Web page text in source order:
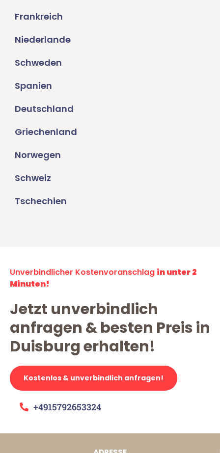
Frankreich
Niederlande
Schweden
Spanien
Deutschland
Griechenland
Norwegen
Schweiz
Tschechien
Unverbindlicher Kostenvoranschlag in unter 2
Minuten!
Jetzt unverbindlich
anfragen & besten Preis in
Duisburg erhalten!
Kostenlos & unverbindlich anfragen!
+4915792653324